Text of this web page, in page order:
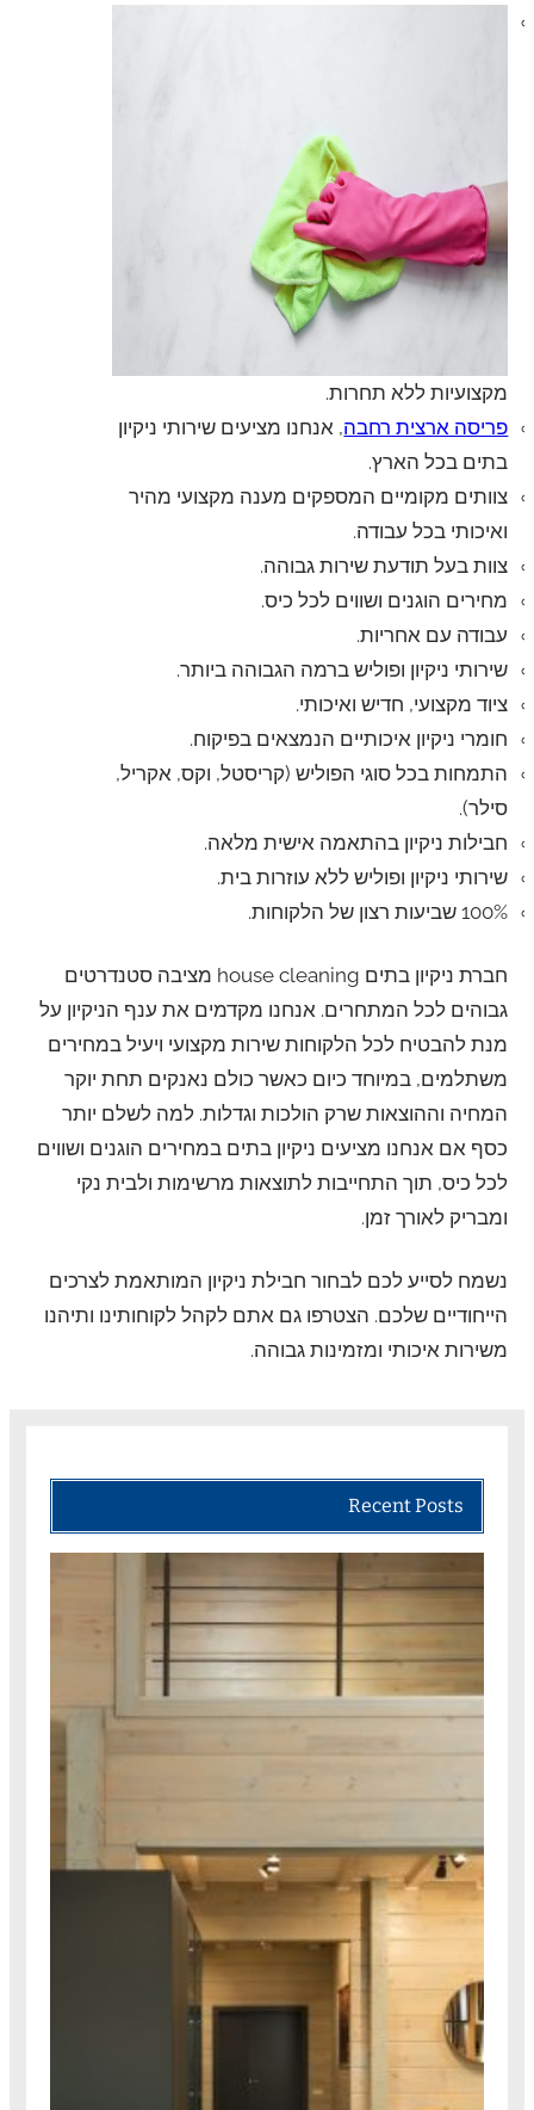
מקצועיות ללא תחרות.
פריסה ארצית רחבה, אנחנו מציעים שירותי ניקיון
בתים בכל הארץ.
צוותים מקומיים המספקים מענה מקצועי מהיר
ואיכותי בכל עבודה.
צוות בעל תודעת שירות גבוהה.
מחירים הוגנים ושווים לכל כיס.
עבודה עם אחריות.
שירותי ניקיון ופוליש ברמה הגבוהה ביותר.
ציוד מקצועי, חדיש ואיכותי.
חומרי ניקיון איכותיים הנמצאים בפיקוח.
התמחות בכל סוגי הפוליש (קריסטל, וקס, אקריל,
סילר).
חבילות ניקיון בהתאמה אישית מלאה.
שירותי ניקיון ופוליש ללא עוזרות בית.
100% שביעות רצון של הלקוחות.
חברת ניקיון בתים house cleaning מציבה סטנדרטים
גבוהים לכל המתחרים. אנחנו מקדמים את ענף הניקיון על
מנת להבטיח לכל הלקוחות שירות מקצועי ויעיל במחירים
משתלמים, במיוחד כיום כאשר כולם נאנקים תחת יוקר
המחיה וההוצאות שרק הולכות וגדלות. למה לשלם יותר
כסף אם אנחנו מציעים ניקיון בתים במחירים הוגנים ושווים
לכל כיס, תוך התחייבות לתוצאות מרשימות ולבית נקי
ומבריק לאורך זמן.
נשמח לסייע לכם לבחור חבילת ניקיון המותאמת לצרכים
הייחודיים שלכם. הצטרפו גם אתם לקהל לקוחותינו ותיהנו
משירות איכותי ומזמינות גבוהה.
Recent Posts